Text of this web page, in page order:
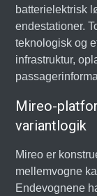
batterielektrisk
endestationer.
teknologisk og
infrastruktur,
Mireo-
variantlogik
Mireo er
mellemvogne
Endevognene